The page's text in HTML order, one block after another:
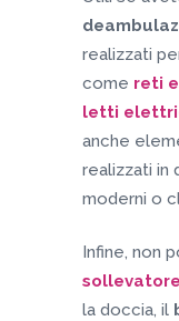
realizzati
come reti
letti
anche
realizzati in
moderni o
Infine, non
la doccia, il